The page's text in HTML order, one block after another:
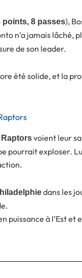
points, 8 passes),
n’a jamais lâché,
de son leader.
été solide, et la
Raptorsvoient leur
pourrait exploser.
dans les
puissance à l’Est et